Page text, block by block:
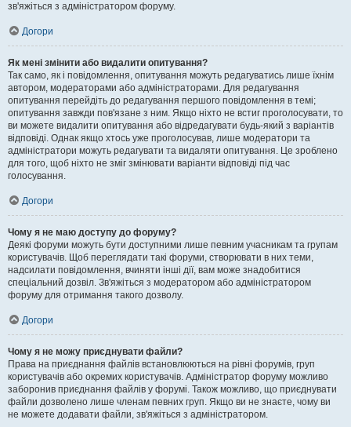
зв'яжіться з адміністратором форуму.
Догори
Як мені змінити або видалити опитування?
Так само, як і повідомлення, опитування можуть редагуватись лише їхнім
автором, модераторами або адміністраторами. Для редагування
опитування перейдіть до редагування першого повідомлення в темі;
опитування завжди пов'язане з ним. Якщо ніхто не встиг проголосувати, то
ви можете видалити опитування або відредагувати будь-який з варіантів
відповіді. Однак якщо хтось уже проголосував, лише модератори та
адміністратори можуть редагувати та видаляти опитування. Це зроблено
для того, щоб ніхто не зміг змінювати варіанти відповіді під час
голосування.
Догори
Чому я не маю доступу до форуму?
Деякі форуми можуть бути доступними лише певним учасникам та групам
користувачів. Щоб переглядати такі форуми, створювати в них теми,
надсилати повідомлення, вчиняти інші дії, вам може знадобитися
спеціальний дозвіл. Зв'яжіться з модератором або адміністратором
форуму для отримання такого дозволу.
Догори
Чому я не можу приєднувати файли?
Права на приєднання файлів встановлюються на рівні форумів, груп
користувачів або окремих користувачів. Адміністратор форуму можливо
заборонив приєднання файлів у форумі. Також можливо, що приєднувати
файли дозволено лише членам певних груп. Якщо ви не знаєте, чому ви
не можете додавати файли, зв'яжіться з адміністратором.